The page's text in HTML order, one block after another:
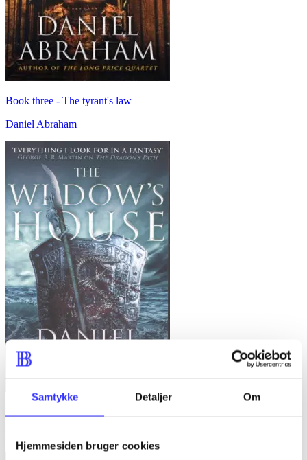
Samtykke Detaljer Om
Hjemmesiden bruger cookies
Book three - The tyrant's law
Daniel Abraham